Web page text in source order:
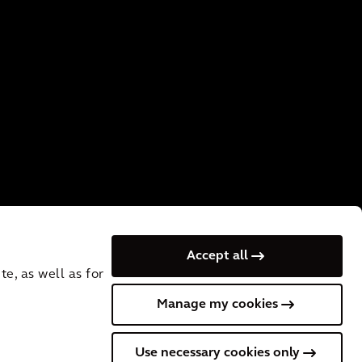
as well as for
Accept all
Manage my cookies
Use necessary cookies only
Recruitment PrivacyGebruiksvoorwaardenPrivacy